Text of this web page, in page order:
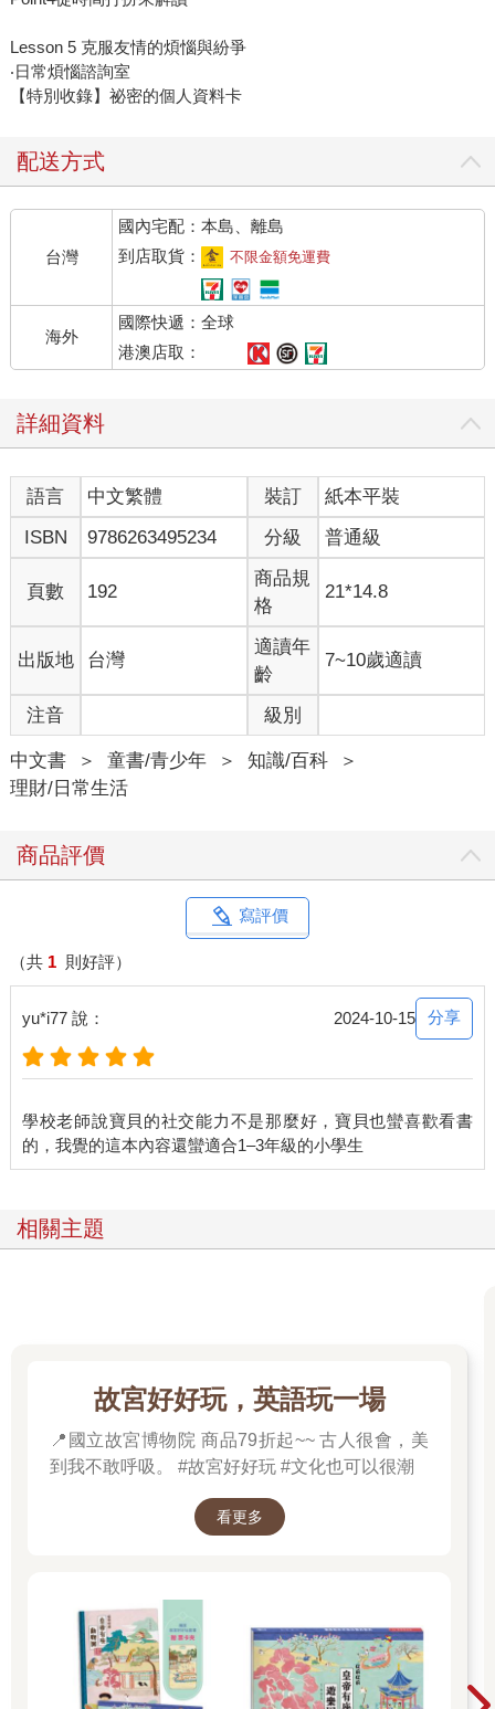
Lesson 5 克服友情的煩惱與紛爭
‧日常煩惱諮詢室
【特別收錄】祕密的個人資料卡
配送方式
台灣
國內宅配：本島、離島
到店取貨：
不限金額免運費
海外
國際快遞：全球
港澳店取：
詳細資料
語言 中文繁體 裝訂
紙本平裝
ISBN
9786263495234 分級 普通級
頁數 192
商品規
格
21*14.8
出版地 台灣
適讀年
齡
7~10歲適讀
注音 級別
中文書 ＞ 童書/青少年 ＞ 知識/百科
＞
理財/日常生活
商品評價
寫評價
（共 1 則好評）
yu*i77 說： 2024-10-15 分享
學校老師說寶貝的社交能力不是那麼好，寶貝也蠻喜歡看書
相關主題
故宮好好玩，英語玩一場
📍國立故宮博物院 商品79折起~~ 古人很會，美
到我不敢呼吸。 #故宮好好玩 #文化也可以很潮
看更多